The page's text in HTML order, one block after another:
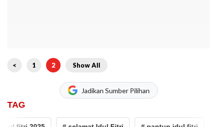
< 1 2 Show All
Jadikan Sumber Pilihan
TAG